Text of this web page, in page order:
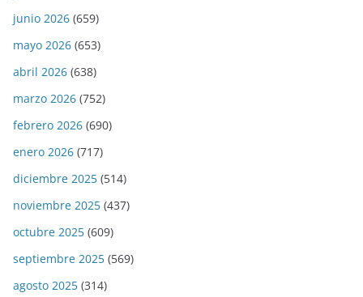
junio 2026 (659)
mayo 2026 (653)
abril 2026 (638)
marzo 2026 (752)
febrero 2026 (690)
enero 2026 (717)
diciembre 2025 (514)
noviembre 2025 (437)
octubre 2025 (609)
septiembre 2025 (569)
agosto 2025 (314)